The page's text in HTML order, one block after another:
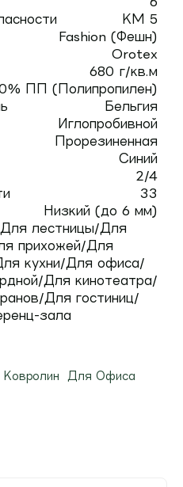
КМ 5
Fashion (Фешн)
Orotex
680 г/кв.м
ПП (Полипропилен)
Бельгия
Иглопробивной
Прорезиненная
Синий
2/4
33
Низкий (до 6 мм)
лестницы/Для
прихожей/Для
кухни/Для офиса/
Для кинотеатра/
Для гостиниц/
зала
Ковролин
Для Офиса